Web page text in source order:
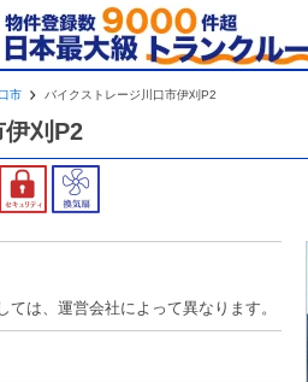
市 バイクストレージ川口市伊刈P2
刈P2
は、運営会社によって異なります。